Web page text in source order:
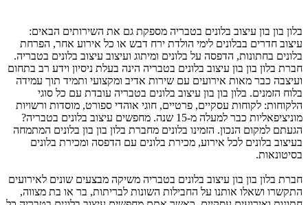
בלון בון בון עיצוב בלונים בטבריה מספקת גם את השירותים הבאים:
עיצוב חדרים בבלונים לימי הולדת ירח דבש או כל אירוע אחר, הפרחת
בלונים בחתונות, הדפסה על בלונים ומיתוג ועיצוב עיצוב בלונים בטבריה.
חברת בלון בון בון עיצוב בלונים בטבריה הינה בעלת ניסיון וידע רב בתחום
ועיצבה כבר מאות אירועים עם שירות אדיב ומקצועי ותמיד תוך עמידה
בלוח הזמנים. בלון בון בון עיצוב בלונים בטבריה עובדת עם כל סוגי
הלקוחות: לקוחות עסקיים, פרטיים, חוגי אוהדי ספורט, מוסדות ורשויות
מוניציפאליות כבר למעלה מ-15 שנה. מחפשים עיצוב בלונים בטבריה?
הגעתם למקום הנכון. הזמינו בלונים מחברת בלון בון בון בלונים המתמחה
בעיצוב בלונים לכל אירוע, מכירת בלונים עם הדפסה ומכירת בלונים
בסיטונאות.
חברת בלון בון בון עיצוב בלונים בטבריה משיקה מבצעים שונים לאירועים
התקשרו ושאלו אותנו על החבילות השונות לבריתות, בר או בת מצווה,